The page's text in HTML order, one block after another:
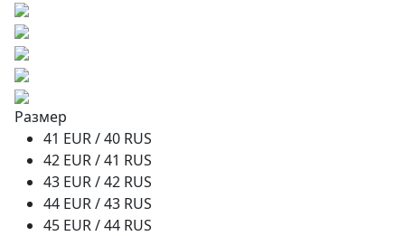
Размер
41 EUR / 40 RUS
42 EUR / 41 RUS
43 EUR / 42 RUS
44 EUR / 43 RUS
45 EUR / 44 RUS